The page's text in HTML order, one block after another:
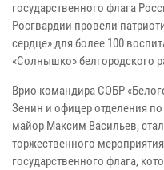
государственного флага
Росгвардии провели
сердце» для более 100
«Солнышко» белгородского
Врио командира СОБР
Зенин и офицер отделения
майор Максим Васильев,
торжественного
государственного флага,